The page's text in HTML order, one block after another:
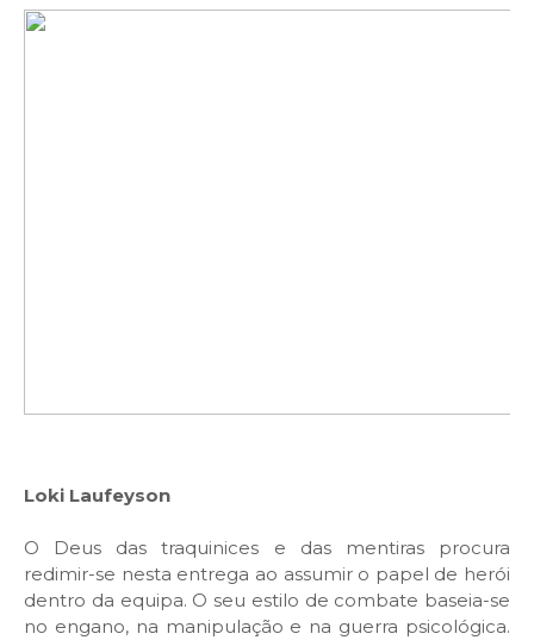
Loki Laufeyson
O Deus das traquinices e das mentiras procura
redimir-se nesta entrega ao assumir o papel de herói
dentro da equipa. O seu estilo de combate baseia-se
no engano, na manipulação e na guerra psicológica.